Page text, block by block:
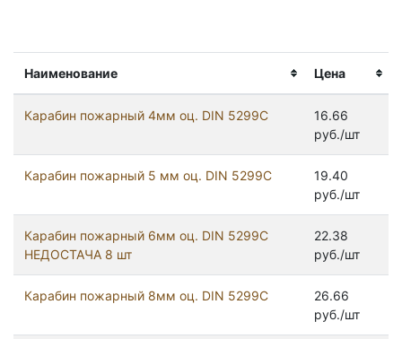
Наименование Цена
Карабин пожарный 4мм оц. DIN 5299C
16.66
руб./шт
Карабин пожарный 5 мм оц. DIN 5299C
19.40
руб./шт
Карабин пожарный 6мм оц. DIN 5299C
НЕДОСТАЧА 8 шт
22.38
руб./шт
Карабин пожарный 8мм оц. DIN 5299C
26.66
руб./шт